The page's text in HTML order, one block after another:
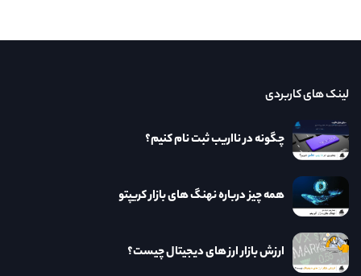
لینک های کاربردی
چگونه در نااریب ثبت نام کنیم؟
همه چیز درباره نهنگ های بازار کریپتو
ارزش بازار ارز های دیجیتال چیست؟